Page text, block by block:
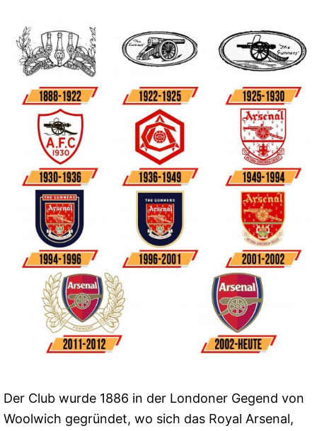
Der Club wurde 1886 in der Londoner Gegend von
Woolwich gegründet, wo sich das Royal Arsenal,